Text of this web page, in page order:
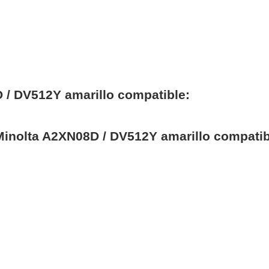
/ DV512Y amarillo compatible:
A2XN08D / DV512Y amarillo